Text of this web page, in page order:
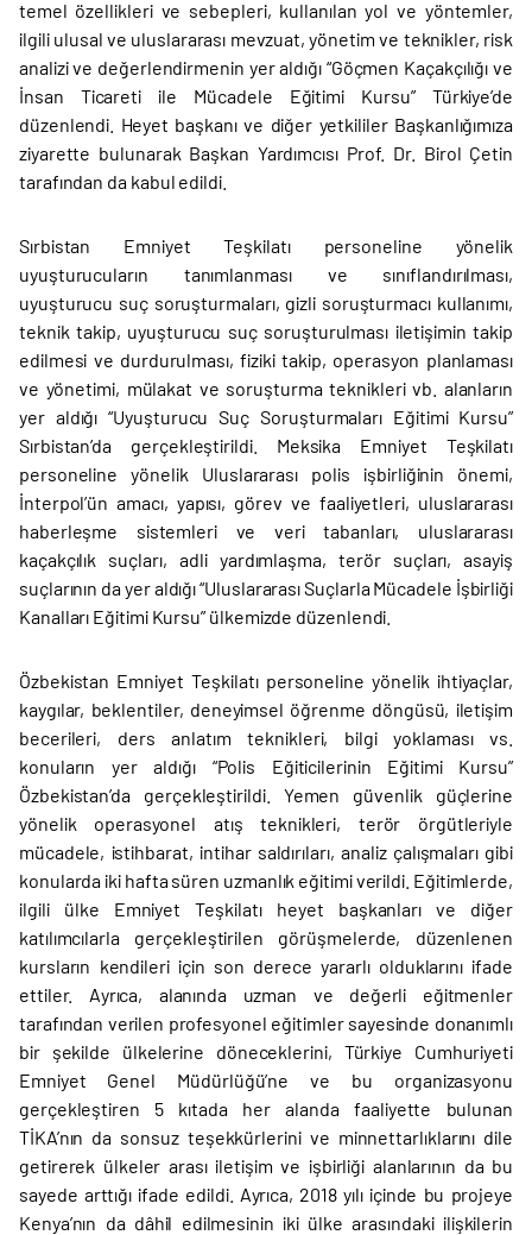
temel özellikleri ve sebepleri, kullanılan yol ve yöntemler,
ilgili ulusal ve uluslararası mevzuat, yönetim ve teknikler, risk
analizi ve değerlendirmenin yer aldığı “Göçmen Kaçakçılığı ve
İnsan Ticareti ile Mücadele Eğitimi Kursu” Türkiye’de
düzenlendi. Heyet başkanı ve diğer yetkililer Başkanlığımıza
ziyarette bulunarak Başkan Yardımcısı Prof. Dr. Birol Çetin
tarafından da kabul edildi.
Sırbistan Emniyet Teşkilatı personeline yönelik
uyuşturucuların tanımlanması ve sınıflandırılması,
uyuşturucu suç soruşturmaları, gizli soruşturmacı kullanımı,
teknik takip, uyuşturucu suç soruşturulması iletişimin takip
edilmesi ve durdurulması, fiziki takip, operasyon planlaması
ve yönetimi, mülakat ve soruşturma teknikleri vb. alanların
yer aldığı “Uyuşturucu Suç Soruşturmaları Eğitimi Kursu”
Sırbistan’da gerçekleştirildi. Meksika Emniyet Teşkilatı
personeline yönelik Uluslararası polis işbirliğinin önemi,
İnterpol’ün amacı, yapısı, görev ve faaliyetleri, uluslararası
haberleşme sistemleri ve veri tabanları, uluslararası
kaçakçılık suçları, adli yardımlaşma, terör suçları, asayiş
suçlarının da yer aldığı “Uluslararası Suçlarla Mücadele İşbirliği
Kanalları Eğitimi Kursu” ülkemizde düzenlendi.
Özbekistan Emniyet Teşkilatı personeline yönelik ihtiyaçlar,
kaygılar, beklentiler, deneyimsel öğrenme döngüsü, iletişim
becerileri, ders anlatım teknikleri, bilgi yoklaması vs.
konuların yer aldığı “Polis Eğiticilerinin Eğitimi Kursu”
Özbekistan’da gerçekleştirildi. Yemen güvenlik güçlerine
yönelik operasyonel atış teknikleri, terör örgütleriyle
mücadele, istihbarat, intihar saldırıları, analiz çalışmaları gibi
konularda iki hafta süren uzmanlık eğitimi verildi. Eğitimlerde,
ilgili ülke Emniyet Teşkilatı heyet başkanları ve diğer
katılımcılarla gerçekleştirilen görüşmelerde, düzenlenen
kursların kendileri için son derece yararlı olduklarını ifade
ettiler. Ayrıca, alanında uzman ve değerli eğitmenler
tarafından verilen profesyonel eğitimler sayesinde donanımlı
bir şekilde ülkelerine döneceklerini, Türkiye Cumhuriyeti
Emniyet Genel Müdürlüğü’ne ve bu organizasyonu
gerçekleştiren 5 kıtada her alanda faaliyette bulunan
TİKA’nın da sonsuz teşekkürlerini ve minnettarlıklarını dile
getirerek ülkeler arası iletişim ve işbirliği alanlarının da bu
sayede arttığı ifade edildi. Ayrıca, 2018 yılı içinde bu projeye
Kenya’nın da dâhil edilmesinin iki ülke arasındaki ilişkilerin